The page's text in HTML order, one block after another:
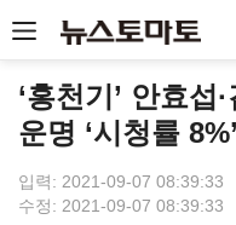
‘홍천기’ 안효섭
운명 ‘시청률 8%’
입력: 2021-09-07 08:39:33
수정: 2021-09-07 08:39:33